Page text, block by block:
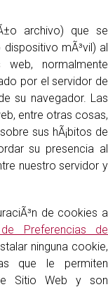
archivo) que se
mÃ³vil) al
web, normalmente
por el servidor de
su navegador. Las
entre otras cosas,
sus hÃ¡bitos de
su presencia al
nuestro servidor y
de cookies a
Preferencias de
ninguna cookie,
que le permiten
Sitio Web y son